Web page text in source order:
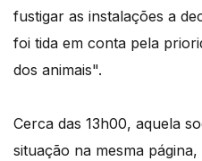
fustigar as instalações a
foi tida em conta pela
dos animais".
Cerca das 13h00, aquela
situação na mesma